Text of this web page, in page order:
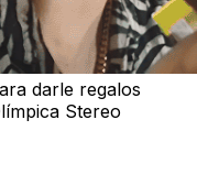
darle regalos
Stereo